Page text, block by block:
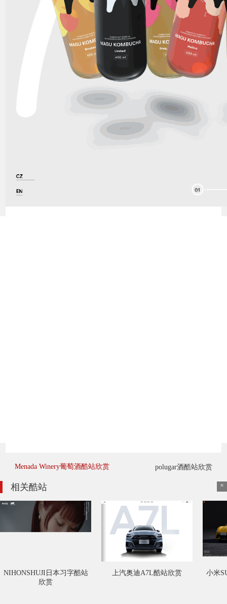
Menada Winery葡萄酒酷站欣赏 polugar酒酷站欣赏
相关酷站
NIHONSHUJI日本习字酷站
欣赏
上汽奥迪A7L酷站欣赏 小米
×